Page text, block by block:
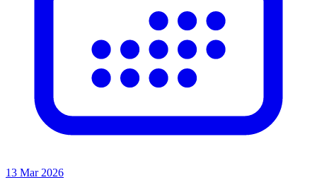
13 Mar 2026